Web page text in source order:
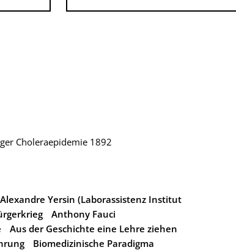
Choleraepidemie 1892
Alexandre Yersin (Laborassistenz Institut
Anthony Fauci
Aus der Geschichte eine Lehre ziehen
Biomedizinische Paradigma